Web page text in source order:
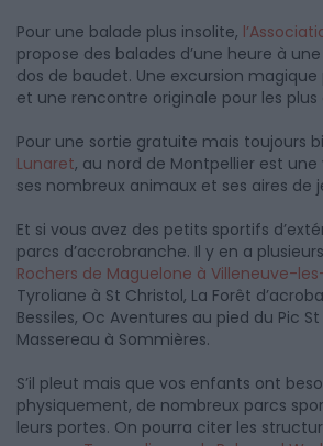
Pour une balade plus insolite,
propose des balades d’une heure à
dos de baudet. Une excursion
et une rencontre originale pour les plus
Pour une sortie gratuite mais toujours
Lunaret, au nord de Montpellier est
ses nombreux animaux et ses aires de
Et si vous avez des petits sportifs
parcs d’accrobranche. Il y en a
Rochers de Maguelone à Villeneuve-
Tyroliane à St Christol, La Forêt
Bessiles, Oc Aventures au pied du Pic
Massereau à Sommières.
S’il pleut mais que vos enfants ont
physiquement, de nombreux parcs
leurs portes. On pourra citer les